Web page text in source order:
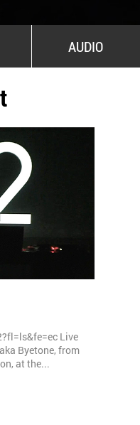
AUDIO
Live
Byetone, from
at the...